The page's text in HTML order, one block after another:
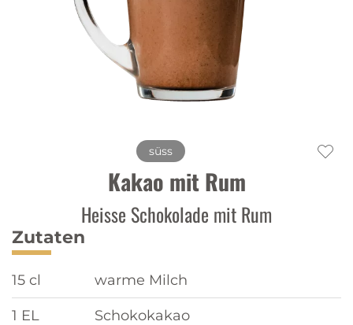
süss
Kakao mit Rum
Heisse Schokolade mit Rum
Zutaten
15 cl warme Milch
1 EL Schokokakao